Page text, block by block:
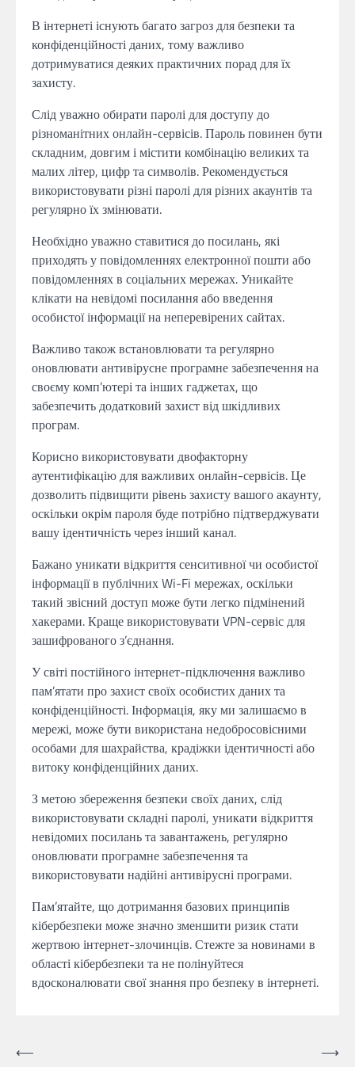
В інтернеті існують багато загроз для безпеки та
конфіденційності даних, тому важливо
дотримуватися деяких практичних порад для їх
захисту.
Слід уважно обирати паролі для доступу до
різноманітних онлайн-сервісів. Пароль повинен бути
складним, довгим і містити комбінацію великих та
малих літер, цифр та символів. Рекомендується
використовувати різні паролі для різних акаунтів та
регулярно їх змінювати.
Необхідно уважно ставитися до посилань, які
приходять у повідомленнях електронної пошти або
повідомленнях в соціальних мережах. Уникайте
клікати на невідомі посилання або введення
особистої інформації на неперевірених сайтах.
Важливо також встановлювати та регулярно
оновлювати антивірусне програмне забезпечення на
своєму комп’ютері та інших гаджетах, що
забезпечить додатковий захист від шкідливих
програм.
Корисно використовувати двофакторну
аутентифікацію для важливих онлайн-сервісів. Це
дозволить підвищити рівень захисту вашого акаунту,
оскільки окрім пароля буде потрібно підтверджувати
вашу ідентичність через інший канал.
Бажано уникати відкриття сенситивної чи особистої
інформації в публічних Wi-Fi мережах, оскільки
такий звісний доступ може бути легко підмінений
хакерами. Краще використовувати VPN-сервіс для
зашифрованого з’єднання.
У світі постійного інтернет-підключення важливо
пам’ятати про захист своїх особистих даних та
конфіденційності. Інформація, яку ми залишаємо в
мережі, може бути використана недобросовісними
особами для шахрайства, крадіжки ідентичності або
витоку конфіденційних даних.
З метою збереження безпеки своїх даних, слід
використовувати складні паролі, уникати відкриття
невідомих посилань та завантажень, регулярно
оновлювати програмне забезпечення та
використовувати надійні антивірусні програми.
Пам’ятайте, що дотримання базових принципів
кібербезпеки може значно зменшити ризик стати
жертвою інтернет-злочинців. Стежте за новинами в
області кібербезпеки та не полінуйтеся
вдосконалювати свої знання про безпеку в інтернеті.
Навігація
⟵
⟶